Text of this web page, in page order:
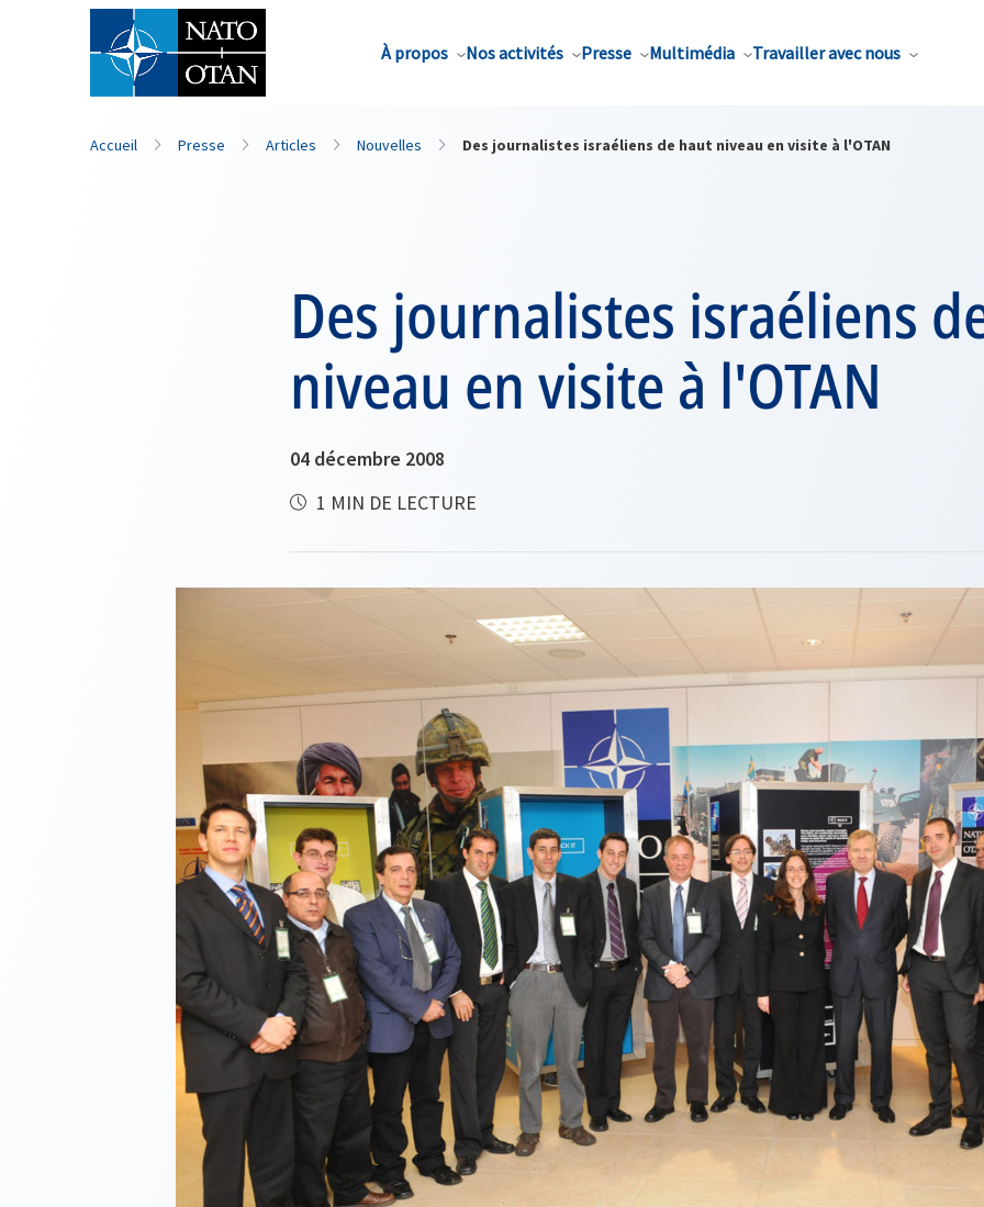
À propos Nos activités Presse Multimédia Travailler avec nous
Nom de famille*
Accueil Presse Articles Nouvelles Des journalistes israéliens de haut niveau en visite à l'OTAN
Des journalistes israéliens
niveau en visite à l'OTAN
04 décembre 2008
1 MIN DE LECTURE